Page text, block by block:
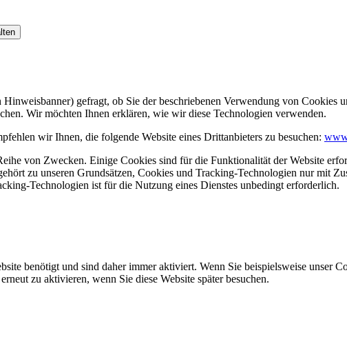
gefragt, ob Sie der beschriebenen Verwendung von Cookies
Wir möchten Ihnen erklären, wie wir diese Technologien verwenden.
wir Ihnen, die folgende Website eines Drittanbieters zu besuchen:
von Zwecken. Einige Cookies sind für die Funktionalität der Website
zu unseren Grundsätzen, Cookies und Tracking-Technologien nur mit
Technologien ist für die Nutzung eines Dienstes unbedingt erforderlich.
benötigt und sind daher immer aktiviert. Wenn Sie beispielsweise unser
zu aktivieren, wenn Sie diese Website später besuchen.